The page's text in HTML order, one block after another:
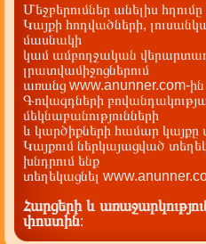
Մեջբերումներ անելիս
Կայքի հոդվածների,
մասնակի
կամ ամբողջական
լրատվամիջոցներում
առանց www.anunner.com-ին
Գովազդների
մեկնաբանությունների
և կարծիքների համար
Կայքում ներկայացված
խնդրում ենք
տեղեկացնել
Հարցերի և
փոստին: